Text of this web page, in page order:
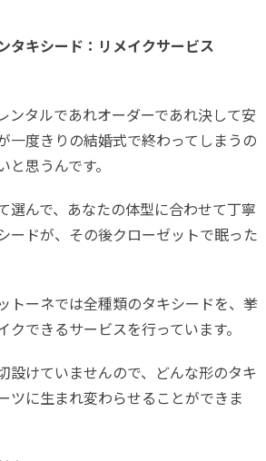
タキシード：リメイクサービス
ンタルであれオーダーであれ決して安
一度きりの結婚式で終わってしまうの
と思うんです。
選んで、あなたの体型に合わせて丁寧
ードが、その後クローゼットで眠った
トーネでは全種類のタキシードを、挙
クできるサービスを行っています。
設けていませんので、どんな形のタキ
ツに生まれ変わらせることができま